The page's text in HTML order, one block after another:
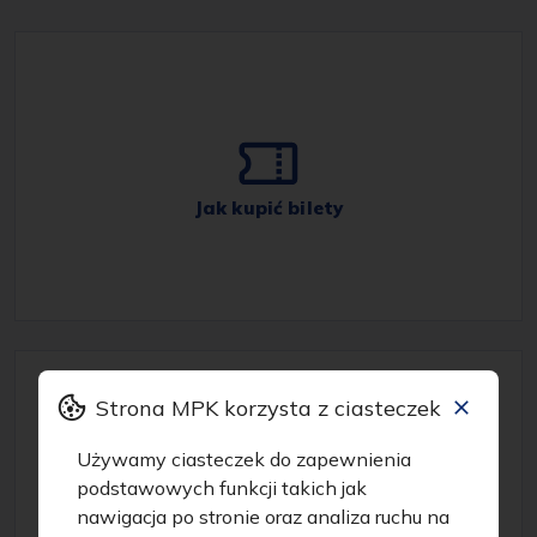
Jak kupić bilety
Dostępność dla osób z ograniczoną mobilnością
Strona MPK korzysta z ciasteczek
Używamy ciasteczek do zapewnienia
podstawowych funkcji takich jak
nawigacja po stronie oraz analiza ruchu na